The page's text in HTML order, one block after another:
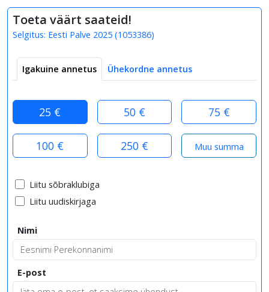
Toeta väärt saateid!
Selgitus: Eesti Palve 2025 (1053386)
Igakuine annetus Ühekordne annetus
25 € 50 € 75 €
100 € 250 €
Liitu sõbraklubiga
Liitu uudiskirjaga
Nimi
E-post